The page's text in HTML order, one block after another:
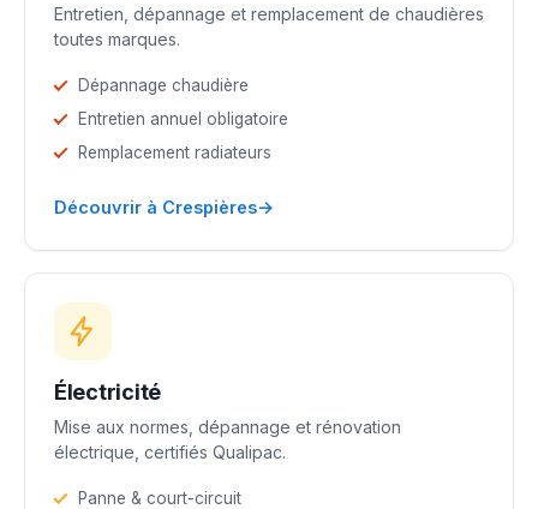
Entretien, dépannage et remplacement de chaudières
toutes marques.
Dépannage chaudière
Entretien annuel obligatoire
Remplacement radiateurs
Découvrir à Crespières→
Électricité
Mise aux normes, dépannage et rénovation
électrique, certifiés Qualipac.
Panne & court-circuit